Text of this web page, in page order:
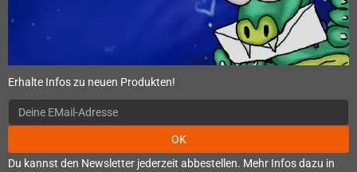
Erhalte Infos zu neuen Produkten!
OK
Du kannst den Newsletter jederzeit abbestellen. Mehr Infos dazu in